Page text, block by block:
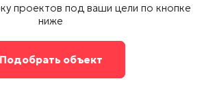
проектов под ваши цели по кнопке
ниже
Подобрать объект